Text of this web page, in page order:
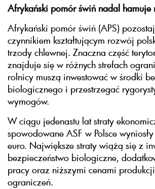
Afrykański pomór świń nadal hamuje
Afrykański pomór świń (APS)
czynnikiem kształtującym rozwój
trzody chlewnej. Znaczna część
znajduje się w różnych strefach
rolnicy muszą inwestować w środki
biologicznego i przestrzegać
wymogów.
W ciągu jedenastu lat straty
spowodowane ASF w Polsce
euro. Największe straty wiążą się z
bezpieczeństwo biologiczne,
pracy oraz niższymi cenami
ograniczeń.